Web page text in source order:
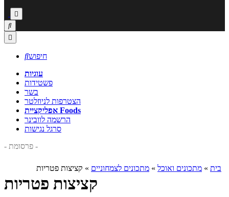



חיפוש
עוגיות
פשטידות
בשר
הצטרפות לניוזלטר
אפליקציית Foods
הרשמה לוובינר
סרגל נגישות
- פרסומת -
בית » מתכונים ואוכל » מתכונים לצמחוניים » קציצות פטריות
קציצות פטריות